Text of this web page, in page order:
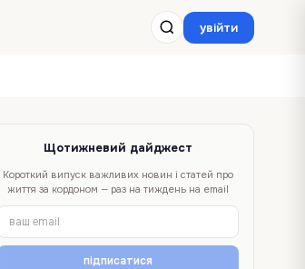
увійти
Щотижневий дайджест
Короткий випуск важливих новин і статей про
життя за кордоном — раз на тиждень на email
підписатися